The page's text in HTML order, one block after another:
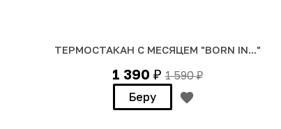
ТЕРМОСТАКАН С МЕСЯЦЕМ "BORN IN..."
1 390 ₽ 1 590₽
Беру